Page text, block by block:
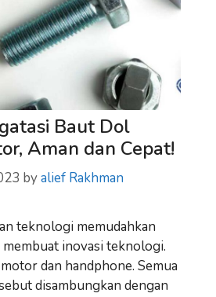
Baut Dol
Aman dan Cepat!
byalief Rakhman
teknologi memudahkan
inovasi teknologi.
dan handphone. Semua
disambungkan dengan